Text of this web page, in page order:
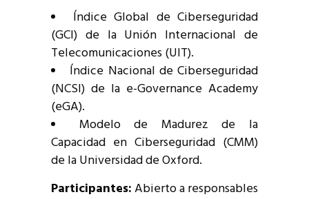
Índice Global de Ciberseguridad
(GCI) de la Unión Internacional de
Telecomunicaciones (UIT).
Índice Nacional de Ciberseguridad
(NCSI) de la e-Governance Academy
(eGA).
Modelo de Madurez de la
Capacidad en Ciberseguridad (CMM)
de la Universidad de Oxford.
Participantes:Abierto a responsables